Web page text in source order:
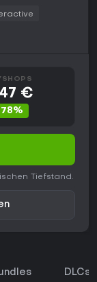
€
Tiefstand.
DLCs